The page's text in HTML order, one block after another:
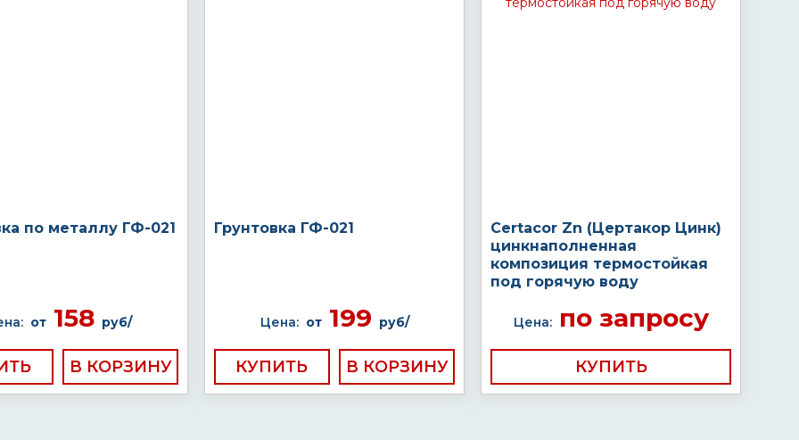
по металлу ГФ-021
от158 руб/
Грунтовка ГФ-021
Цена: от199 руб/
КУПИТЬ
Certacor Zn (Цертакор Цинк)
цинкнаполненная
композиция термостойкая
под горячую воду
Цена:по запросу
КУПИТЬ